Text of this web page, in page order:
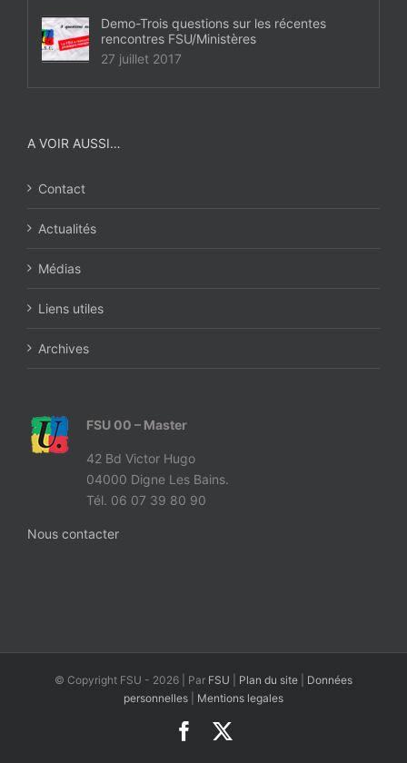
Demo-Trois questions sur les récentes
rencontres FSU/Ministères
27 juillet 2017
A VOIR AUSSI…
Contact
Actualités
Médias
Liens utiles
Archives
FSU 00 – Master
42 Bd Victor Hugo
04000 Digne Les Bains.
Tél. 06 07 39 80 90
Nous contacter
© Copyright FSU - 2026 | Par FSU Plan du site
Données
personnelles
Mentions legales
Facebook